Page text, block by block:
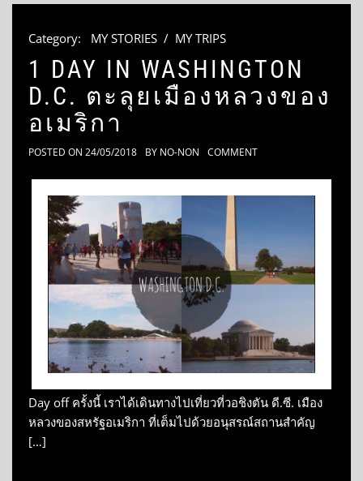
Category: MY STORIES / MY TRIPS
1 DAY IN WASHINGTON
D.C. ตะลุยเมืองหลวงของ
อเมริกา
POSTED ON 24/05/2018 BY NO-NON COMMENT
Day off ครั้งนี้ เราได้เดินทางไปเที่ยวที่วอชิงตัน ดี.ซี. เมือง
หลวงของสหรัฐอเมริกา ที่เต็มไปด้วยอนุสรณ์สถานสำคัญ
[…]